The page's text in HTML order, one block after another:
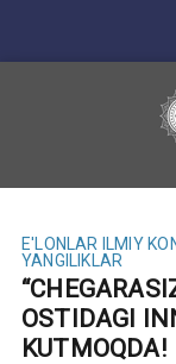
E'LONLAR ILMIY
YANGILIKLAR
OSTIDAGI
KUTMOQDA!